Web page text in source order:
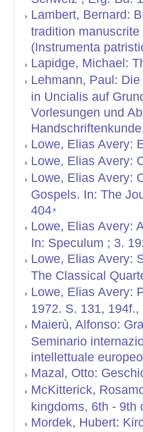
Lambert, Bernard:
tradition
(Instrumenta
Lapidge, Michael:
Lehmann, Paul:
in Uncialis auf
Vorlesungen und
Lowe, Elias Avery:
Lowe, Elias Avery:
Lowe, Elias Avery:
Gospels. In: The
404
Lowe, Elias Avery:
In: Speculum ; 3.
Lowe, Elias Avery:
The Classical
Lowe, Elias Avery:
1972. S. 131,
Maierù, Alfonso:
Seminario
intellettuale
Mazal, Otto:
McKitterick,
kingdoms, 6th - 9th
Mordek, Hubert: